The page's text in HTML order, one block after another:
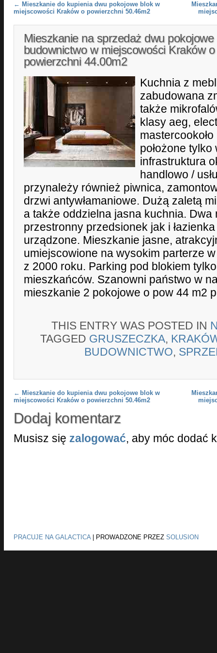
Post navigation
← Mieszkanie do kupienia dwu pokojowe blok w
miejscowości Kraków o powierzchni 50.46m2
Mieszkanie na sprzedaż dwu pokojowe
budownictwo w miejscowości Kraków o
powierzchni 44.00m2
Kuchnia z
zabudowana
także
klasy aeg,
położone tylko
infrastruktura
handlowo /
przynależy również piwnica,
drzwi antywłamaniowe. Dużą zaletą
a także oddzielna jasna kuchnia. Dwa
przestronny przedsionek jak i
urządzone. Mieszkanie jasne,
umiejscowione na wysokim parterze
z 2000 roku. Parking pod blokiem
mieszkańców. Szanowni państwo w
mieszkanie 2 pokojowe o pow 44 m2
THIS ENTRY WAS POSTED IN
TAGGED GRUSZECZKA,
BUDOWNICTWO,
Post navigation
← Mieszkanie do kupienia dwu pokojowe blok w
miejscowości Kraków o powierzchni 50.46m2
Dodaj komentarz
Musisz się zalogować, aby móc dodać
PRACUJE NA GALACTICA| PROWADZONE PRZEZ SOLUSION